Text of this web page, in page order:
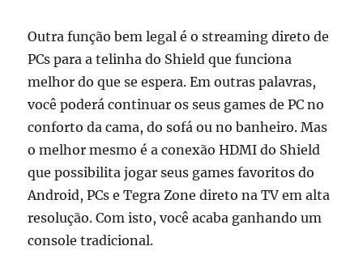
Outra função bem legal é o streaming direto de
PCs para a telinha do Shield que funciona
melhor do que se espera. Em outras palavras,
você poderá continuar os seus games de PC no
conforto da cama, do sofá ou no banheiro. Mas
o melhor mesmo é a conexão HDMI do Shield
que possibilita jogar seus games favoritos do
Android, PCs e Tegra Zone direto na TV em alta
resolução. Com isto, você acaba ganhando um
console tradicional.